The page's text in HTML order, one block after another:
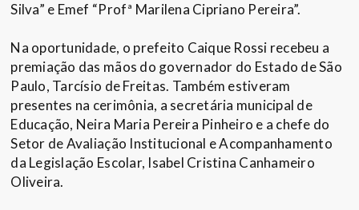
Silva” e Emef “Profª Marilena Cipriano Pereira”.
Na oportunidade, o prefeito Caique Rossi recebeu a
premiação das mãos do governador do Estado de São
Paulo, Tarcísio de Freitas. Também estiveram
presentes na cerimônia, a secretária municipal de
Educação, Neira Maria Pereira Pinheiro e a chefe do
Setor de Avaliação Institucional e Acompanhamento
da Legislação Escolar, Isabel Cristina Canhameiro
Oliveira.